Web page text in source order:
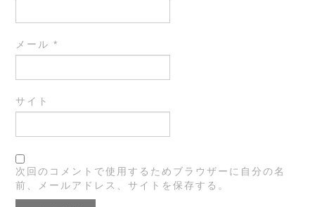
メール*
サイト
次回のコメントで使用するためブラウザーに自分の名
前、メールアドレス、サイトを保存する。